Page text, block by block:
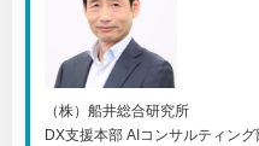
（株）船井総合研究所
DX支援本部 AIコンサルティン